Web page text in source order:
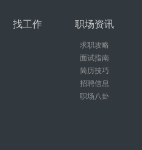
找工作 职场资讯
求职攻略
面试指南
简历技巧
招聘信息
职场八卦